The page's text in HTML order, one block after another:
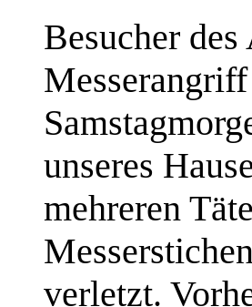
Besucher
unseres
mehreren
verletzt.